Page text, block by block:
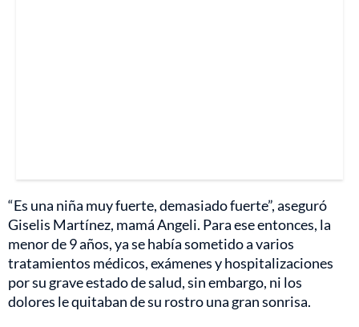
“Es una niña muy fuerte, demasiado fuerte”, aseguró
Giselis Martínez, mamá Angeli. Para ese entonces, la
menor de 9 años, ya se había sometido a varios
tratamientos médicos, exámenes y hospitalizaciones
por su grave estado de salud, sin embargo, ni los
dolores le quitaban de su rostro una gran sonrisa.